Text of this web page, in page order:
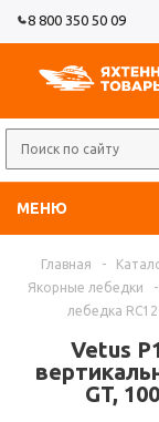
8 800 350 50 09
МЕНЮ
Главная -
Якорные лебедки
-
лебедка
Vetus
GT,